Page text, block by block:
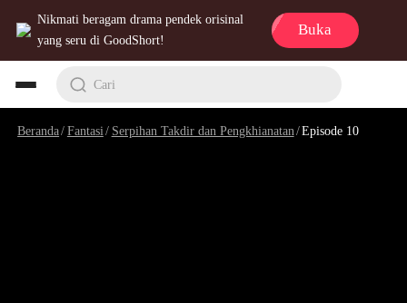
Nikmati beragam drama pendek orisinal
yang seru di GoodShort!
Buka
Cari
Beranda/Fantasi / Serpihan Takdir dan Pengkhianatan/Episode 10